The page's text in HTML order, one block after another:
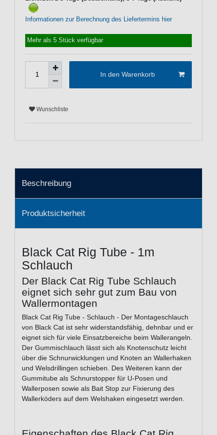
Informationen zur Berechnung des Liefertermins hier
Mehr als 5 Stück verfügbar
In den Warenkorb
Wunschliste
Beschreibung
Produktsicherheit
Black Cat Rig Tube - 1m
Schlauch
Der Black Cat Rig Tube Schlauch
eignet sich sehr gut zum Bau von
Wallermontagen
Black Cat Rig Tube - Schlauch - Der Montageschlauch
von Black Cat ist sehr widerstandsfähig, dehnbar und er
eignet sich für viele Einsatzbereiche beim Wallerangeln.
Der Gummischlauch lässt sich als Knotenschutz leicht
über die Schnurwicklungen und Knoten an Wallerhaken
und Welsdrillingen schieben. Des Weiteren kann der
Gummitube als Schnurstopper für U-Posen und
Wallerposen sowie als Bait Stop zur Fixierung des
Wallerköders auf dem Welshaken eingesetzt werden.